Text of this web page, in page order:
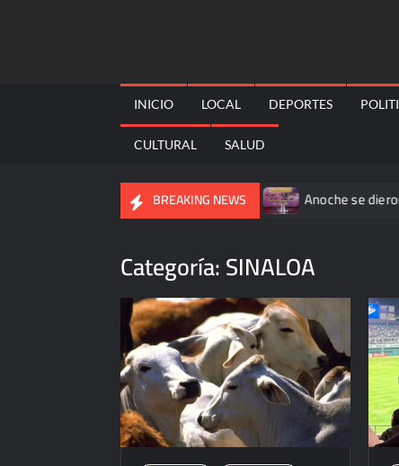
INICIO LOCAL DEPORTES
CULTURAL SALUD
BREAKING NEWS
reportan 345 casos Anoche se dieron a
Categoría:SINALOA